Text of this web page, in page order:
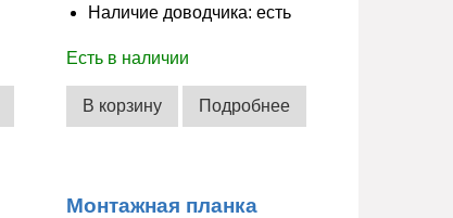
Наличие доводчика: есть
Есть в наличии
В корзину Подробнее
Монтажная планка